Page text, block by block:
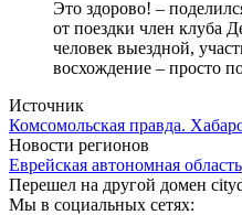
Это здорово! –
от поездки член клуба
человек выездной,
восхождение – просто
Источник
Комсомольская правда.
Новости регионов
Еврейская автономная область
Перешел на другой домен
Мы в социальных сетях: